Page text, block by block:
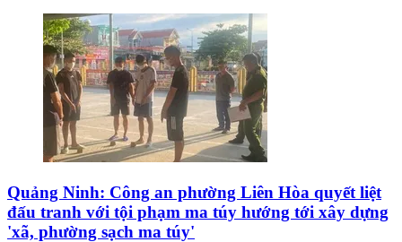
Quảng Ninh: Công an phường Liên Hòa quyết liệt
đấu tranh với tội phạm ma túy hướng tới xây dựng
'xã, phường sạch ma túy'